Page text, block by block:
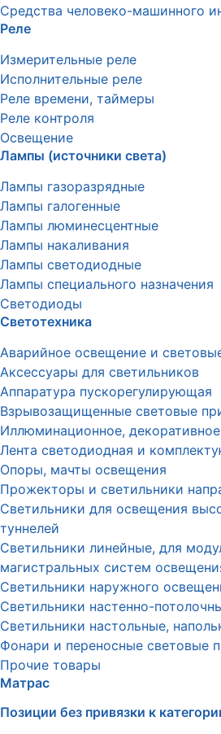
Средства человеко-машинного
Реле
Измерительные реле
Исполнительные реле
Реле времени, таймеры
Реле контроля
Освещение
Лампы (источники света)
Лампы газоразрядные
Лампы галогенные
Лампы люминесцентные
Лампы накаливания
Лампы светодиодные
Лампы специального назначения
Светодиоды
Светотехника
Аварийное освещение и
Аксессуары для светильников
Аппаратура пускорегулирующая
Взрывозащищенные световые
Иллюминационное,
Лента светодиодная и
Опоры, мачты освещения
Прожекторы и светильники
Светильники для освещения
туннелей
Светильники линейные, для
магистральных систем
Светильники наружного
Светильники настенно-
Светильники настольные,
Фонари и переносные световые
Прочие товары
Матрас
Позиции без привязки к